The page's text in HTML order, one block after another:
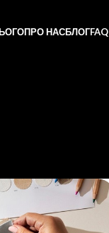
ПРО НАСБЛОГFAQ